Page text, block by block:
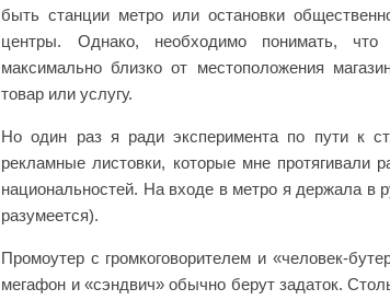
быть станции метро или остановки
центры. Однако, необходимо понимать,
максимально близко от местоположения
товар или услугу.
Но один раз я ради эксперимента по пути к
рекламные листовки, которые мне протягивали
национальностей. На входе в метро я держала в
разумеется).
Промоутер с громкоговорителем и «человек-
мегафон и «сэндвич» обычно берут задаток.